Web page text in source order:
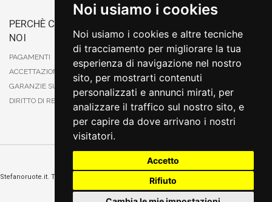
Noi usiamo i cookies
Noi usiamo i cookies e altre tecniche
di tracciamento per migliorare la tua
esperienza di navigazione nel nostro
sito, per mostrarti contenuti
personalizzati e annunci mirati, per
analizzare il traffico sul nostro sito, e
per capire da dove arrivano i nostri
visitatori.
Accetto
Rifiuto
PERCHÈ COMPRARE DA
NOI
PAGAMENTI
ACCETTAZIONE DEGLI ORDINI
GARANZIE SUI PRODOTTI
DIRITTO DI RECESSO
CARTA DI CREDITO
PAYPAL
CONTRASSEGNO
POSTEPAY
Stefanoruote.it. Tutti i diritti riservati. E' vietata la riproduzione anche parziali. Prezzi e
promozioni validi salvo errori o omissioni